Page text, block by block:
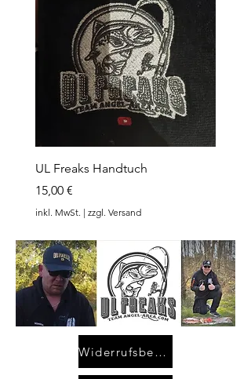
UL Freaks Handtuch
Preis
15,00 €
inkl. MwSt. | zzgl. Versand
Widerrufsbelehrung